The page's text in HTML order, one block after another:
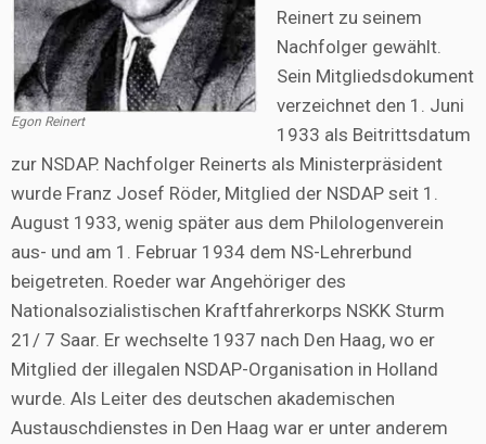
Egon Reinert
Reinert zu seinem
Nachfolger gewählt.
Sein Mitgliedsdokument
verzeichnet den 1. Juni
1933 als Beitrittsdatum
zur NSDAP. Nachfolger Reinerts als Ministerpräsident
wurde Franz Josef Röder, Mitglied der NSDAP seit 1.
August 1933, wenig später aus dem Philologenverein
aus- und am 1. Februar 1934 dem NS-Lehrerbund
beigetreten. Roeder war Angehöriger des
Nationalsozialistischen Kraftfahrerkorps NSKK Sturm
21/ 7 Saar. Er wechselte 1937 nach Den Haag, wo er
Mitglied der illegalen NSDAP-Organisation in Holland
wurde. Als Leiter des deutschen akademischen
Austauschdienstes in Den Haag war er unter anderem